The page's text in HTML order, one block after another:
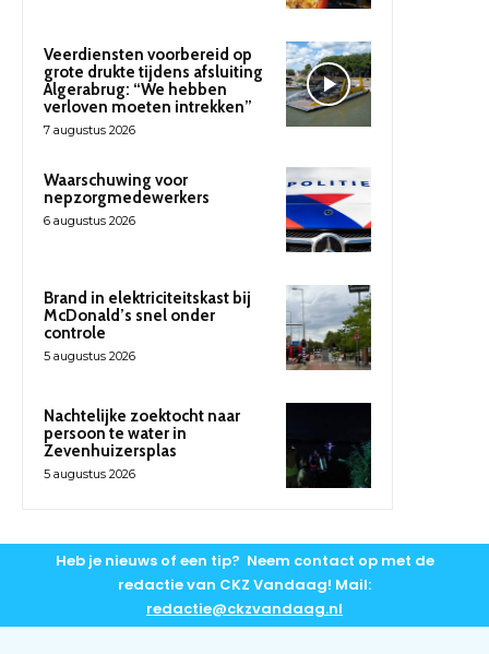
Veerdiensten voorbereid op
grote drukte tijdens afsluiting
Algerabrug: “We hebben
verloven moeten intrekken”
7 augustus 2026
Waarschuwing voor
nepzorgmedewerkers
6 augustus 2026
Brand in elektriciteitskast bij
McDonald’s snel onder
controle
5 augustus 2026
Nachtelijke zoektocht naar
persoon te water in
Zevenhuizersplas
5 augustus 2026
Heb je nieuws of een tip? Neem contact op met de
redactie van CKZ Vandaag! Mail:
redactie@ckzvandaag.nl